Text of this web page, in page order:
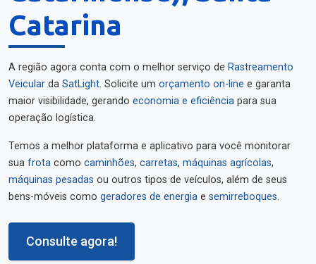
Catarina
A região agora conta com o melhor serviço de Rastreamento
Veicular da SatLight. Solicite um orçamento on-line e garanta
maior visibilidade, gerando economia e eficiência para sua
operação logística.
Temos a melhor plataforma e aplicativo para você monitorar
sua frota como caminhões, carretas, máquinas agrícolas,
máquinas pesadas ou outros tipos de veículos, além de seus
bens-móveis como geradores de energia e semirreboques.
Consulte agora!